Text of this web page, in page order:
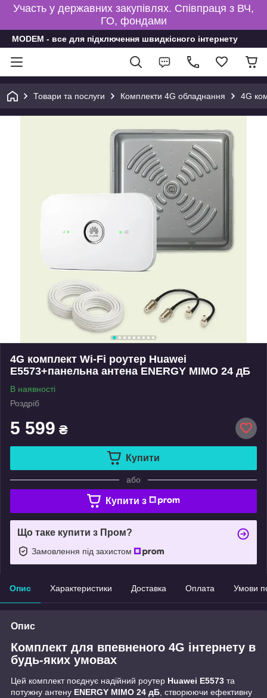
Участь у державних закупівлях. Співпраця з ВЧ,
ГО, фондами
MODEM - все для підключення швидкісного інтернету
Товари та послуги Комплекти 4G обладнання 4G
4G комплект Wi-Fi роутер Huawei
E5573+панельна антена ENERGY MIMO 24 дБ
В наявності
Роздріб
5 599 ₴
Купити
або
Купити з
Що таке купити з Пром?
Замовлення під захистом
Опис Характеристики Доставка Оплата Умови
Опис
Комплект для впевненого 4G інтернету в
будь-яких умовах
Цей комплект поєднує надійний роутер Huawei E5573 та
потужну антену ENERGY MIMO 24 дБ, створюючи ефективну